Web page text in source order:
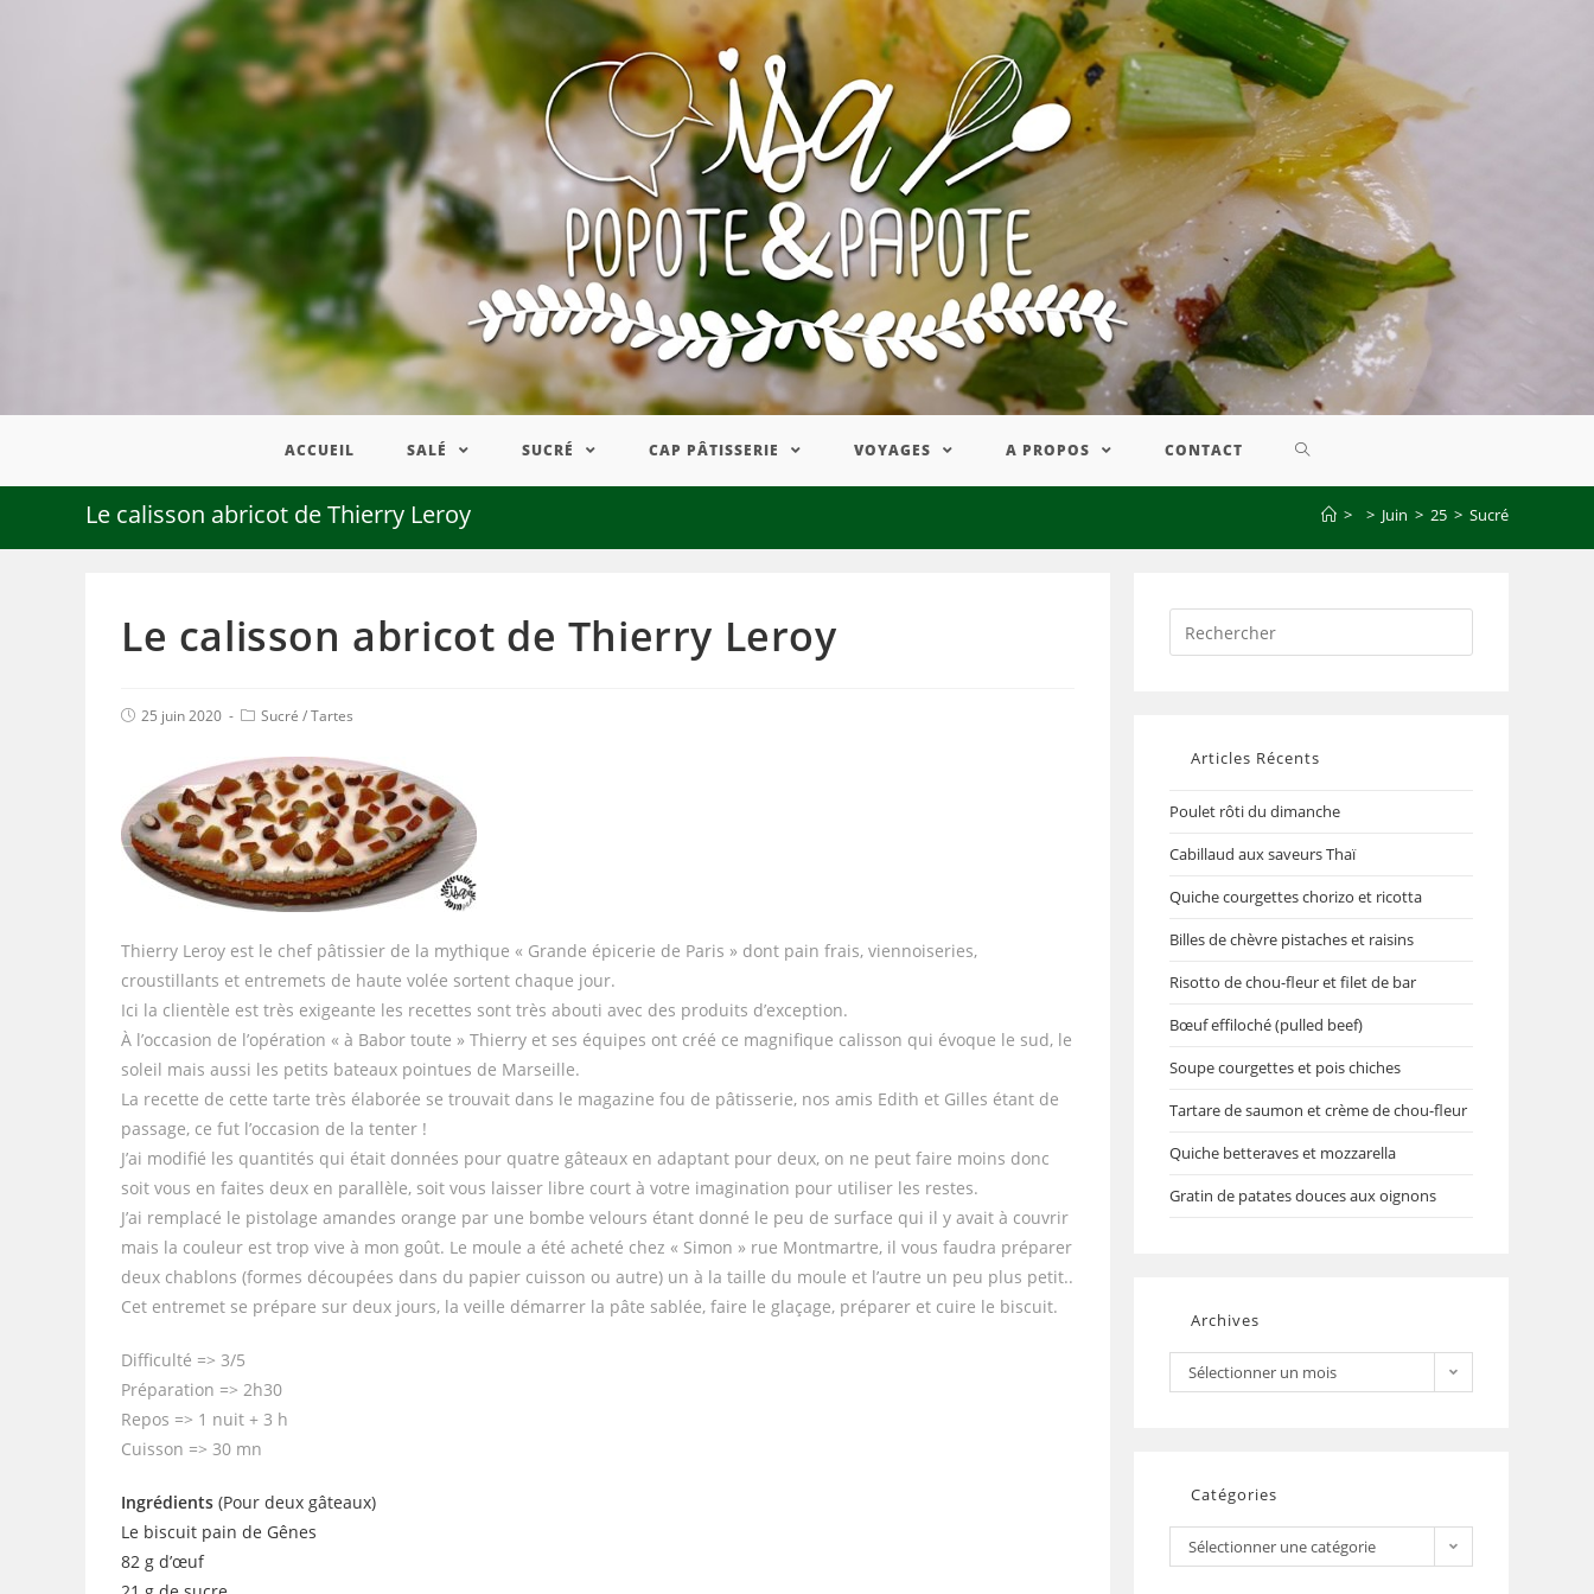
ACCUEIL SALÉ SUCRÉ CAP PÂTISSERIE VOYAGES A PROPOS CONTACT
Le calisson abricot de Thierry Leroy > > Juin > 25 > Sucré
Le calisson abricot de Thierry Leroy
25 juin 2020 Sucré /Tartes
Thierry Leroy est le chef pâtissier de la mythique « Grande épicerie de Paris » dont pain frais, viennoiseries,
croustillants et entremets de haute volée sortent chaque jour.
Ici la clientèle est très exigeante les recettes sont très abouti avec des produits d’exception.
À l’occasion de l’opération « à Babor toute » Thierry et ses équipes ont créé ce magnifique calisson qui évoque le sud, le
soleil mais aussi les petits bateaux pointues de Marseille.
La recette de cette tarte très élaborée se trouvait dans le magazine fou de pâtisserie, nos amis Edith et Gilles étant de
passage, ce fut l’occasion de la tenter !
J’ai modifié les quantités qui était données pour quatre gâteaux en adaptant pour deux, on ne peut faire moins donc
soit vous en faites deux en parallèle, soit vous laisser libre court à votre imagination pour utiliser les restes.
J’ai remplacé le pistolage amandes orange par une bombe velours étant donné le peu de surface qui il y avait à couvrir
mais la couleur est trop vive à mon goût. Le moule a été acheté chez « Simon » rue Montmartre, il vous faudra préparer
deux chablons (formes découpées dans du papier cuisson ou autre) un à la taille du moule et l’autre un peu plus petit..
Cet entremet se prépare sur deux jours, la veille démarrer la pâte sablée, faire le glaçage, préparer et cuire le biscuit.
Difficulté => 3/5
Préparation => 2h30
Repos => 1 nuit + 3 h
Cuisson => 30 mn
Ingrédients (Pour deux gâteaux)
Le biscuit pain de Gênes
82 g d’œuf
Articles Récents
Poulet rôti du dimanche
Cabillaud aux saveurs Thaï
Quiche courgettes chorizo et ricotta
Billes de chèvre pistaches et raisins
Risotto de chou-fleur et filet de bar
Bœuf effiloché (pulled beef)
Soupe courgettes et pois chiches
Tartare de saumon et crème de chou-fleur
Quiche betteraves et mozzarella
Gratin de patates douces aux oignons
Archives
Sélectionner un mois
Catégories
Sélectionner une catégorie